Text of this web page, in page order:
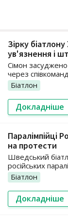
Зірку
ув'язнення і
Сімон
через
Біатлон
Докладніше
Паралімпійці
на протести
Шведський
російських
Біатлон
Докладніше